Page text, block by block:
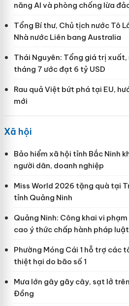
năng AI và phòng chống lừa
Tổng Bí thư, Chủ tịch nước Tô
Nhà nước Liên bang Australia
Thái Nguyên: Tổng giá trị xuất,
tháng 7 ước đạt 6 tỷ USD
Rau quả Việt bứt phá tại EU,
mới
Xã hội
Bảo hiểm xã hội tỉnh Bắc Ninh
người dân, doanh nghiệp
Miss World 2026 tặng quà tại
tỉnh Quảng Ninh
Quảng Ninh: Công khai vi
cao ý thức chấp hành pháp
Phường Móng Cái 1 hỗ trợ các
thiệt hại do bão số 1
Mưa lớn gây gãy cây, sạt lở
Đồng